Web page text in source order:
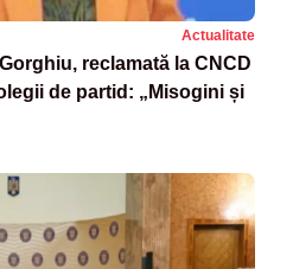
Actualitate
reclamată la CNCD
de partid: „Misogini și